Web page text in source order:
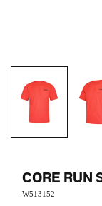
CORE RUN
W513152